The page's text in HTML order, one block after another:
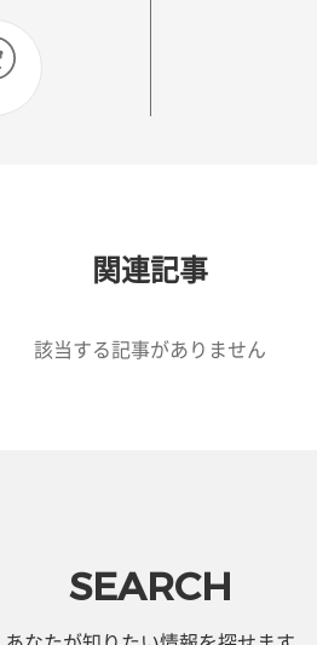
関連記事
該当する記事がありません
SEARCH